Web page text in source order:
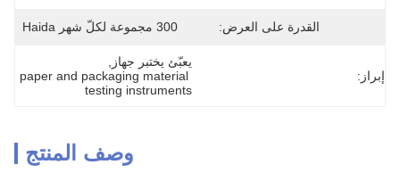
القدرة على العرض: 300 مجموعة لكلّ شهر Haida
إبراز:
يعبّئ يختبر جهاز
paper and packaging material
testing instruments
وصف المنتج